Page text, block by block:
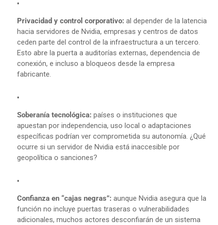
Privacidad y control corporativo: al depender de la latencia
hacia servidores de Nvidia, empresas y centros de datos
ceden parte del control de la infraestructura a un tercero.
Esto abre la puerta a auditorías externas, dependencia de
conexión, e incluso a bloqueos desde la empresa
fabricante.
Soberanía tecnológica: países o instituciones que
apuestan por independencia, uso local o adaptaciones
específicas podrían ver comprometida su autonomía. ¿Qué
ocurre si un servidor de Nvidia está inaccesible por
geopolítica o sanciones?
Confianza en “cajas negras”: aunque Nvidia asegura que la
función no incluye puertas traseras o vulnerabilidades
adicionales, muchos actores desconfiarán de un sistema